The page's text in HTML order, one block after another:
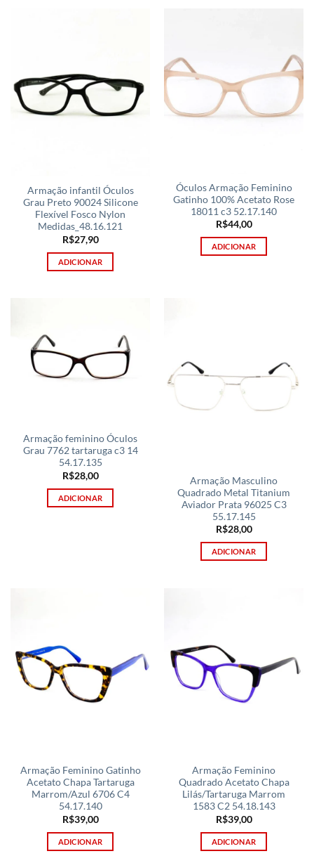
Armação infantil Óculos
Grau Preto 90024 Silicone
Flexível Fosco Nylon
Medidas_48.16.121
R$27,90
ADICIONAR
Óculos Armação Feminino
Gatinho 100% Acetato Rose
18011 c3 52.17.140
R$44,00
ADICIONAR
Armação feminino Óculos
Grau 7762 tartaruga c3 14
54.17.135
R$28,00
ADICIONAR
Armação Masculino
Quadrado Metal Titanium
Aviador Prata 96025 C3
55.17.145
R$28,00
ADICIONAR
Armação Feminino Gatinho
Acetato Chapa Tartaruga
Marrom/Azul 6706 C4
54.17.140
R$39,00
ADICIONAR
Armação Feminino
Quadrado Acetato Chapa
Lilás/Tartaruga Marrom
1583 C2 54.18.143
R$39,00
ADICIONAR